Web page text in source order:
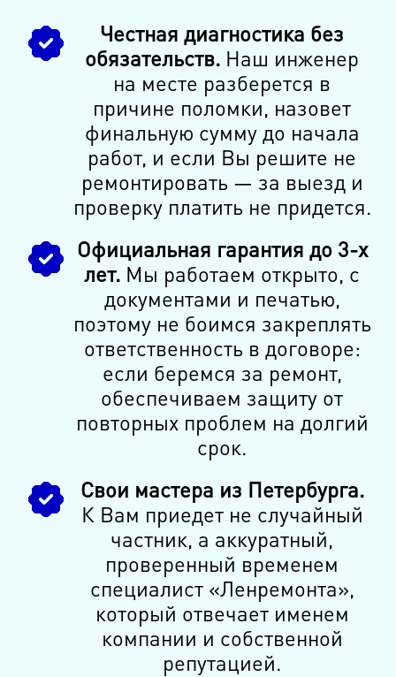
Честная диагностика без
обязательств. Наш инженер
на месте разберется в
причине поломки, назовет
финальную сумму до начала
работ, и если Вы решите не
ремонтировать — за выезд и
проверку платить не придется.
Официальная гарантия до 3-х
лет. Мы работаем открыто, с
документами и печатью,
поэтому не боимся закреплять
ответственность в договоре:
если беремся за ремонт,
обеспечиваем защиту от
повторных проблем на долгий
срок.
Свои мастера из Петербурга.
К Вам приедет не случайный
частник, а аккуратный,
проверенный временем
специалист «Ленремонта»,
который отвечает именем
компании и собственной
репутацией.